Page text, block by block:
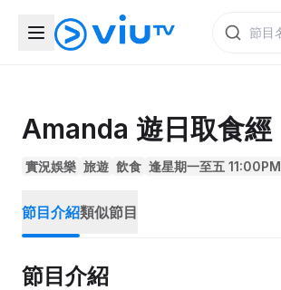
Amanda 遊日取食經
實況娛樂 旅遊 飲食 逢星期一至五 11:00PM
節目介紹類似節目
節目介紹